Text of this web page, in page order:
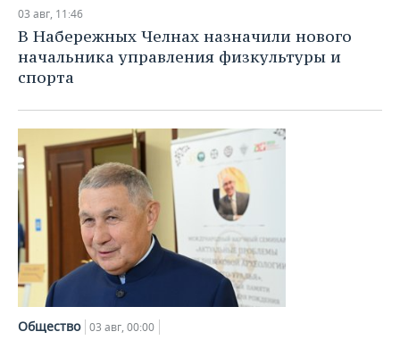
НЕФТЕХИМИЯ
НЕФТЬ
ОПК
ЭНЕРГЕТИКА
РОЗНИЧНАЯ ТОРГОВЛЯ
ТРАНСПОРТ
УСЛУГИ
НОВОСТИ ТЕХНОЛОГИЙ
IT
МЕДИА
ТЕЛЕКОММУНИКАЦИИ
МЕРОПРИЯТИЯ
НОВОСТИ МЕРОПРИЯТИЙ
ВЫЕЗДНАЯ РЕДАКЦИЯ
БИЗНЕС-БРАНЧИ
ONLINE-КОНФЕРЕНЦИИ
ОТКРЫТАЯ ЛЕКЦИЯ
СПОРТ
НОВОСТИ СПОРТА
ФУТБОЛ
ХОККЕЙ
БАСКЕТБОЛ
ВОЛЕЙБОЛ
КИБЕРСПОРТ
ОБЩЕСТВО
НОВОСТИ ОБЩЕСТВА
ВЛАСТЬ
ИНФРАСТРУКТУРА
ИСТОРИЯ
КУЛЬТУРА
ФОТОГАЛЕРЕЯ
СЮЖЕТЫ
СПРАВОЧНИК
СПИСОК ПЕРСОН
СПИСОК КОМПАНИЙ
ПОЛНАЯ ВЕРСИЯ
03 авг, 11:46
В Набережных Челнах назначили нового
начальника управления физкультуры и
спорта
Общество 03 авг, 00:00